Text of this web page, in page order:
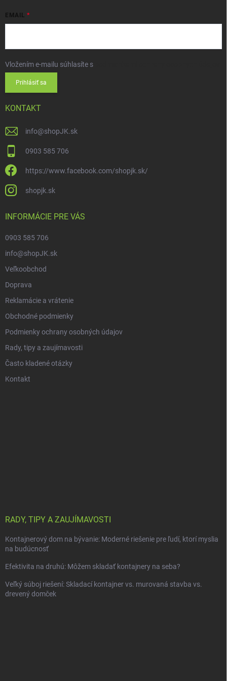
EMAIL
Vložením e-mailu súhlasíte s
Prihlásiť sa
KONTAKT
info@shopJK.sk
0903 585 706
https://www.facebook.com/shopjk.sk/
shopjk.sk
INFORMÁCIE PRE VÁS
0903 585 706
info@shopJK.sk
Veľkoobchod
Doprava
Reklamácie a vrátenie
Obchodné podmienky
Podmienky ochrany osobných údajov
Rady, tipy a zaujímavosti
Často kladené otázky
Kontakt
RADY, TIPY A ZAUJÍMAVOSTI
Kontajnerový dom na bývanie: Moderné riešenie pre ľudí, ktorí myslia
na budúcnosť
Efektivita na druhú: Môžem skladať kontajnery na seba?
Veľký súboj riešení: Skladací kontajner vs. murovaná stavba vs.
drevený domček